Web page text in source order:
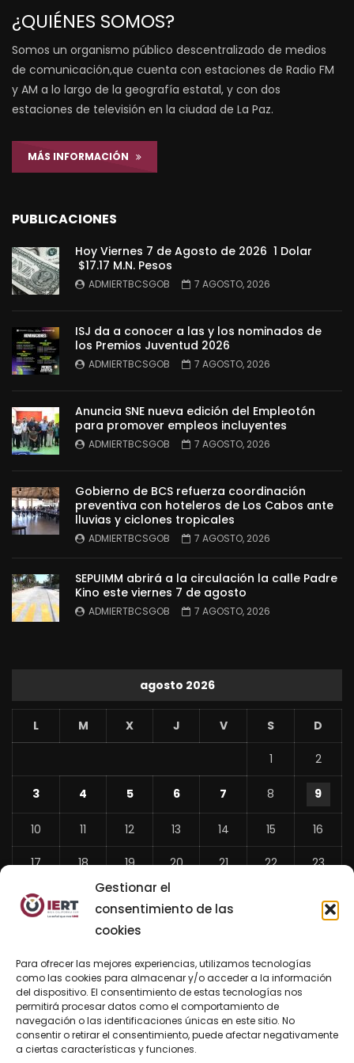
Gestionar el
consentimiento de las
cookies
Para ofrecer las mejores experiencias, utilizamos tecnologías
como las cookies para almacenar y/o acceder a la información
del dispositivo. El consentimiento de estas tecnologías nos
permitirá procesar datos como el comportamiento de
navegación o las identificaciones únicas en este sitio. No
consentir o retirar el consentimiento, puede afectar negativamente
a ciertas características y funciones.
¿QUIÉNES SOMOS?
Somos un organismo público descentralizado de medios
de comunicación,que cuenta con estaciones de Radio FM
y AM a lo largo de la geografía estatal, y con dos
estaciones de televisión en la ciudad de La Paz.
MÁS INFORMACIÓN
PUBLICACIONES
Hoy Viernes 7 de Agosto de 2026 1 Dolar
$17.17 M.N. Pesos
ADMIERTBCSGOB 7 AGOSTO, 2026
ISJ da a conocer a las y los nominados de
los Premios Juventud 2026
ADMIERTBCSGOB 7 AGOSTO, 2026
Anuncia SNE nueva edición del Empleotón
para promover empleos incluyentes
ADMIERTBCSGOB 7 AGOSTO, 2026
Gobierno de BCS refuerza coordinación
preventiva con hoteleros de Los Cabos ante
lluvias y ciclones tropicales
ADMIERTBCSGOB 7 AGOSTO, 2026
SEPUIMM abrirá a la circulación la calle Padre
Kino este viernes 7 de agosto
ADMIERTBCSGOB 7 AGOSTO, 2026
agosto 2026
L M X J V S D
1 2
3 4 5 6 7 8 9
10 11 12 13 14 15 16
17 18 19 20 21 22 23
24 26 27
«
Jul
BUSCAR AHORA